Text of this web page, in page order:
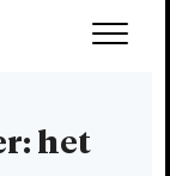
het